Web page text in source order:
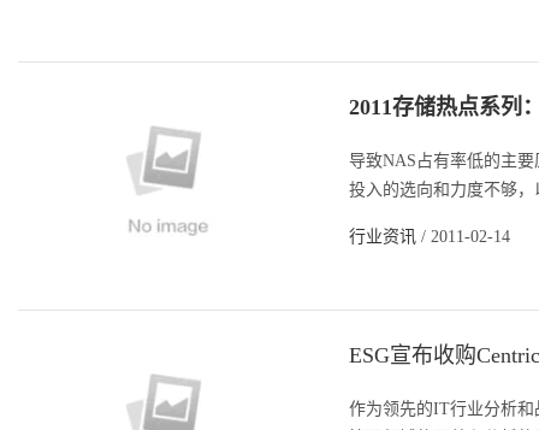
2011存储热点系列
导致NAS占有率低的主
投入的选向和力度不够
行业资讯 / 2011-02-14
ESG宣布收购
作为领先的IT行业分析和